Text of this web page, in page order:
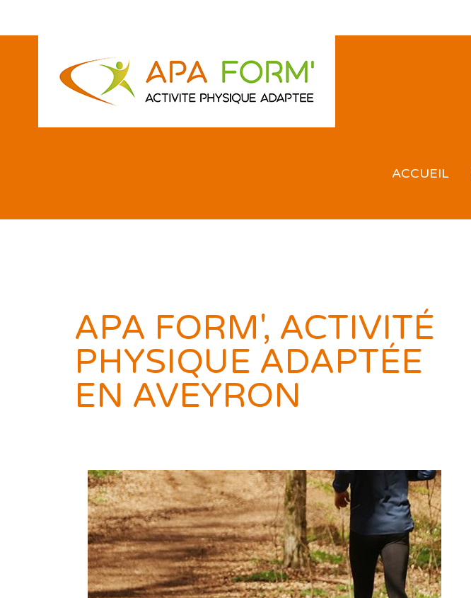
ACCUEIL
APA FORM', ACTIVITÉ
PHYSIQUE ADAPTÉE
EN AVEYRON